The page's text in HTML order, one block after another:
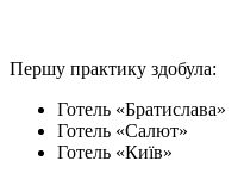
Першу практику здобула:
Готель «Братислава»
Готель «Салют»
Готель «Київ»